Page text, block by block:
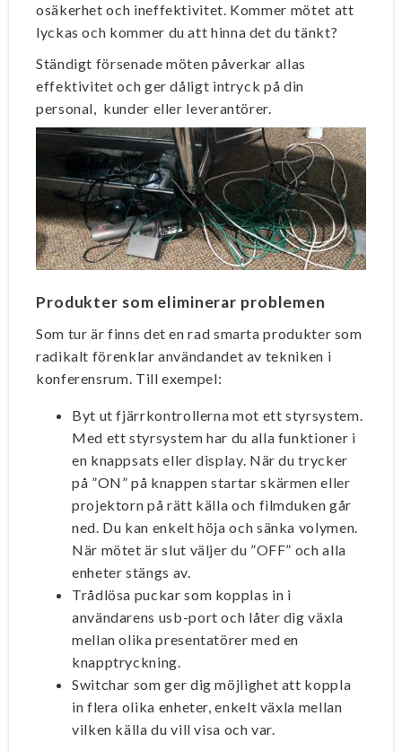
osäkerhet och ineffektivitet. Kommer mötet att
lyckas och kommer du att hinna det du tänkt?
Ständigt försenade möten påverkar allas
effektivitet och ger dåligt intryck på din
personal, kunder eller leverantörer.
Produkter som eliminerar problemen
Som tur är finns det en rad smarta produkter som
radikalt förenklar användandet av tekniken i
konferensrum. Till exempel:
Byt ut fjärrkontrollerna mot ett styrsystem.
Med ett styrsystem har du alla funktioner i
en knappsats eller display. När du trycker
på ”ON” på knappen startar skärmen eller
projektorn på rätt källa och filmduken går
ned. Du kan enkelt höja och sänka volymen.
När mötet är slut väljer du ”OFF” och alla
enheter stängs av.
Trådlösa puckar som kopplas in i
användarens usb-port och låter dig växla
mellan olika presentatörer med en
knapptryckning.
Switchar som ger dig möjlighet att koppla
in flera olika enheter, enkelt växla mellan
vilken källa du vill visa och var.